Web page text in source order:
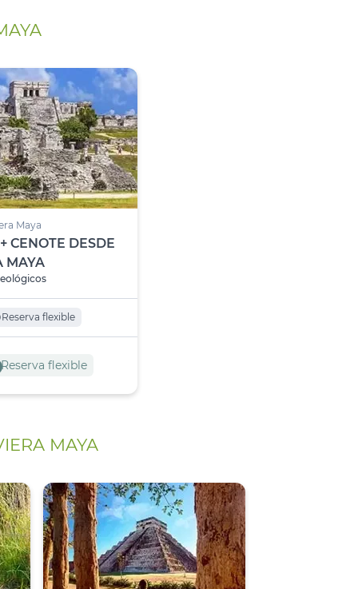
Maya
CENOTE DESDE
MAYA
Reserva flexible
Reserva flexible
MAYA